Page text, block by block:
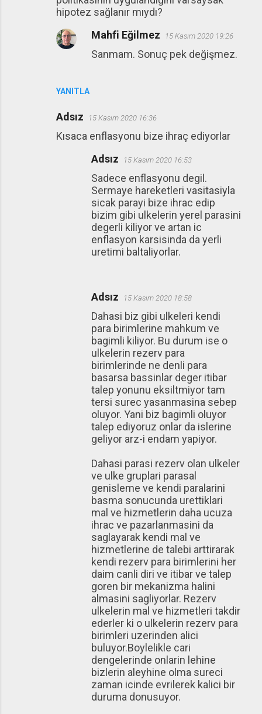
hipotez sağlanır mıydı?
YANITLA
Mahfi Eğilmez 15 Kasım 2020 19:26
Sanmam. Sonuç pek değişmez.
Adsız 15 Kasım 2020 16:36
Kısaca enflasyonu bize ihraç ediyorlar
Adsız
15 Kasım 2020 16:53
Sadece enflasyonu degil.
Sermaye hareketleri vasitasiyla
sicak parayi bize ihrac edip
bizim gibi ulkelerin yerel parasini
degerli kiliyor ve artan ic
enflasyon karsisinda da yerli
uretimi baltaliyorlar.
Adsız 15 Kasım 2020 18:58
Dahasi biz gibi ulkeleri kendi
para birimlerine mahkum ve
bagimli kiliyor. Bu durum ise o
ulkelerin rezerv para
birimlerinde ne denli para
basarsa bassinlar deger itibar
talep yonunu eksiltmiyor tam
tersi surec yasanmasina sebep
oluyor. Yani biz bagimli oluyor
talep ediyoruz onlar da islerine
geliyor arz-i endam yapiyor.
Dahasi parasi rezerv olan ulkeler
ve ulke gruplari parasal
genisleme ve kendi paralarini
basma sonucunda urettiklari
mal ve hizmetlerin daha ucuza
ihrac ve pazarlanmasini da
saglayarak kendi mal ve
hizmetlerine de talebi arttirarak
kendi rezerv para birimlerini her
daim canli diri ve itibar ve talep
goren bir mekanizma halini
almasini sagliyorlar. Rezerv
ulkelerin mal ve hizmetleri takdir
ederler ki o ulkelerin rezerv para
birimleri uzerinden alici
buluyor.Boylelikle cari
dengelerinde onlarin lehine
bizlerin aleyhine olma sureci
zaman icinde evrilerek kalici bir
duruma donusuyor.